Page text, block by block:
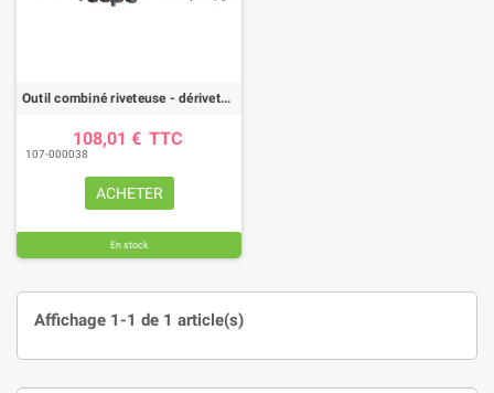
Outil combiné riveteuse - dériveteuse
108,01 € TTC
107-000038
ACHETER
En stock
Affichage 1-1 de 1 article(s)